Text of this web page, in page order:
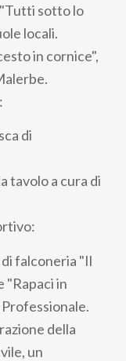
sotto lo
locali.
in cornice",
di
tavolo a cura di
falconeria "Il
"Rapaci in
della
un